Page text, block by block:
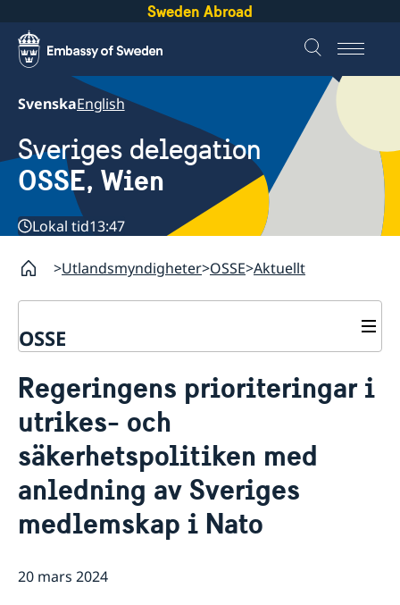
Sweden Abroad
SvenskaEnglish
Sveriges delegation
OSSE, Wien
Lokal tid13:47
Utlandsmyndigheter OSSE Aktuellt
OSSE
Om oss
Praktiktjänstgöring vid delegationen
Dataskyddspolicy (GDPR)
Aktuellt
Sverige & OSSE
Sverige och arbetet i OSSE
Att arbeta för OSSE
Valövervakning
Länkar (till bl.a. EU:s uttalanden i OSSE)
Regeringens prioriteringar i
utrikes- och
säkerhetspolitiken med
anledning av Sveriges
medlemskap i Nato
20 mars 2024